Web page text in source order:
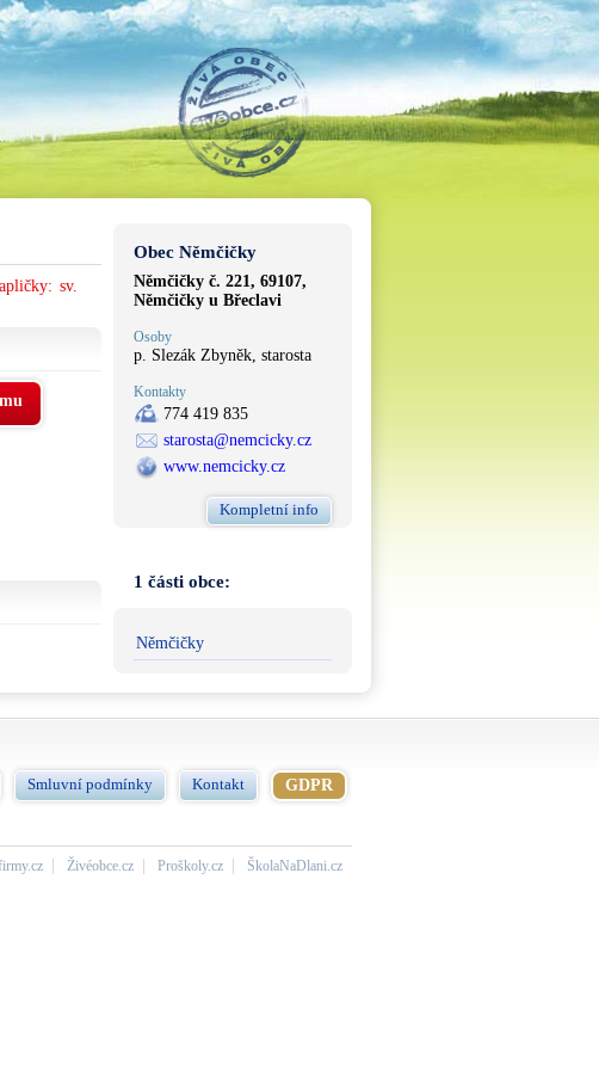
sv.
Obec Němčičky
Němčičky č. 221, 69107,
Němčičky u Břeclavi
Osoby
p. Slezák Zbyněk, starosta
Kontakty
774 419 835
starosta@nemcicky.cz
www.nemcicky.cz
Kompletní info
1 části obce:
Němčičky
Smluvní podmínky Kontakt GDPR
Živéobce.cz Proškoly.cz ŠkolaNaDlani.cz